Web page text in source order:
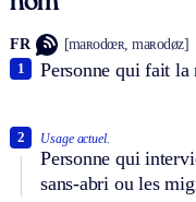
FR [maʀodœʀ, maʀodøz]
Personne qui fait la
1
Usage actuel.
Personne qui
sans-abri ou les
2